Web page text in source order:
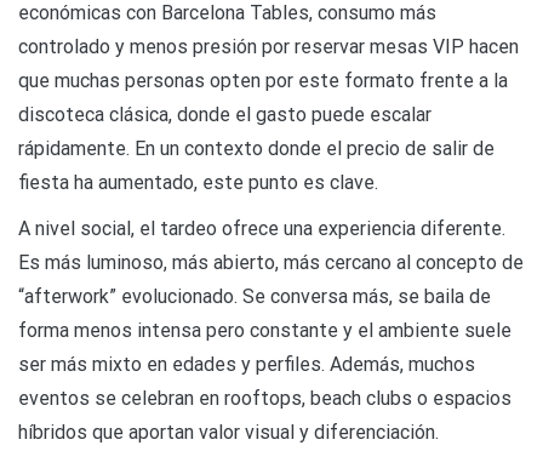
económicas con Barcelona Tables, consumo más
controlado y menos presión por reservar mesas VIP hacen
que muchas personas opten por este formato frente a la
discoteca clásica, donde el gasto puede escalar
rápidamente. En un contexto donde el precio de salir de
fiesta ha aumentado, este punto es clave.
A nivel social, el tardeo ofrece una experiencia diferente.
Es más luminoso, más abierto, más cercano al concepto de
“afterwork” evolucionado. Se conversa más, se baila de
forma menos intensa pero constante y el ambiente suele
ser más mixto en edades y perfiles. Además, muchos
eventos se celebran en rooftops, beach clubs o espacios
híbridos que aportan valor visual y diferenciación.